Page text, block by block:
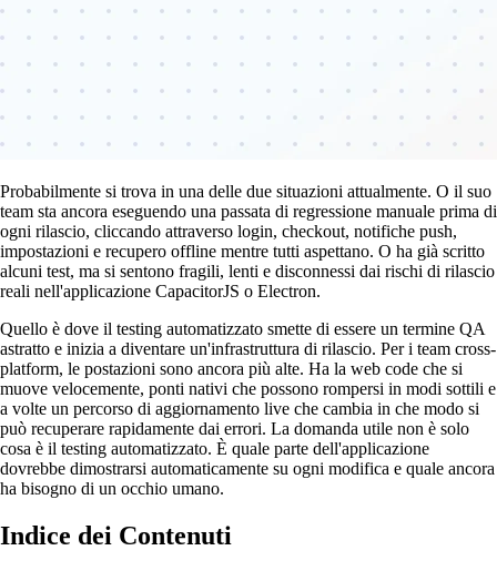
Probabilmente si trova in una delle due situazioni attualmente. O il suo
team sta ancora eseguendo una passata di regressione manuale prima di
ogni rilascio, cliccando attraverso login, checkout, notifiche push,
impostazioni e recupero offline mentre tutti aspettano. O ha già scritto
alcuni test, ma si sentono fragili, lenti e disconnessi dai rischi di rilascio
reali nell'applicazione CapacitorJS o Electron.
Quello è dove il testing automatizzato smette di essere un termine QA
astratto e inizia a diventare un'infrastruttura di rilascio. Per i team cross-
platform, le postazioni sono ancora più alte. Ha la web code che si
muove velocemente, ponti nativi che possono rompersi in modi sottili e
a volte un percorso di aggiornamento live che cambia in che modo si
può recuperare rapidamente dai errori. La domanda utile non è solo
cosa è il testing automatizzato. È quale parte dell'applicazione
dovrebbe dimostrarsi automaticamente su ogni modifica e quale ancora
ha bisogno di un occhio umano.
Indice dei Contenuti